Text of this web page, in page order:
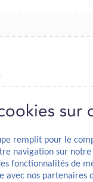
sur
remplit pour le
navigation sur
fonctionnalités de
nos partenaires